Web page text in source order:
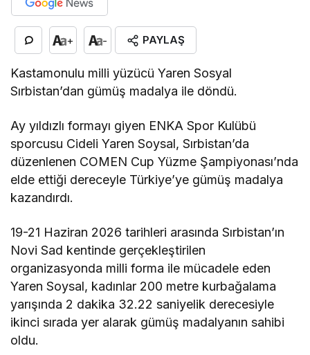
+ - PAYLAŞ
Kastamonulu milli yüzücü Yaren Sosyal
Sırbistan’dan gümüş madalya ile döndü.
Ay yıldızlı formayı giyen ENKA Spor Kulübü
sporcusu Cideli Yaren Soysal, Sırbistan’da
düzenlenen COMEN Cup Yüzme Şampiyonası’nda
elde ettiği dereceyle Türkiye’ye gümüş madalya
kazandırdı.
19-21 Haziran 2026 tarihleri arasında Sırbistan’ın
Novi Sad kentinde gerçekleştirilen
organizasyonda milli forma ile mücadele eden
Yaren Soysal, kadınlar 200 metre kurbağalama
yarışında 2 dakika 32.22 saniyelik derecesiyle
ikinci sırada yer alarak gümüş madalyanın sahibi
oldu.